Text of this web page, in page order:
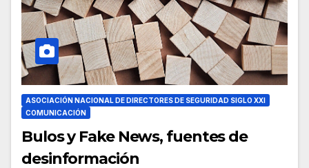
ASOCIACIÓN NACIONAL DE DIRECTORES DE SEGURIDAD SIGLO XXI
COMUNICACIÓN
Bulos y Fake News, fuentes de
desinformación